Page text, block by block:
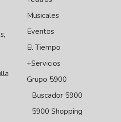
Musicales
Eventos
El Tiempo
+Servicios
Grupo 5900
Buscador 5900
5900 Shopping